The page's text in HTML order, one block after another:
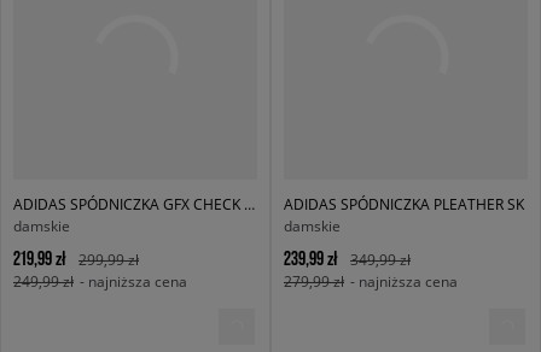
ADIDAS SPÓDNICZKA GFX CHECK SKIRT
damskie
219,99 zł
299,99 zł
249,99 zł - najniższa cena
ADIDAS SPÓDNICZKA PLEATHER SK
damskie
239,99 zł
349,99 zł
279,99 zł - najniższa cena